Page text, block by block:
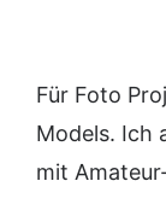
Für Foto
Models. Ich
mit